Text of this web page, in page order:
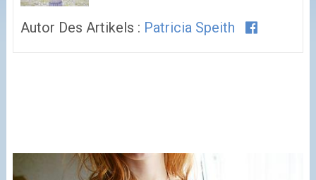
Autor Des Artikels : Patricia Speith